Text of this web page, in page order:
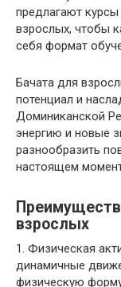
предлагают
взрослых, чтобы
себя формат
Бачата для
потенциал и
Доминиканской
энергию и новые
разнообразить
настоящем
взрослых
1. Физическая
динамичные
физическую